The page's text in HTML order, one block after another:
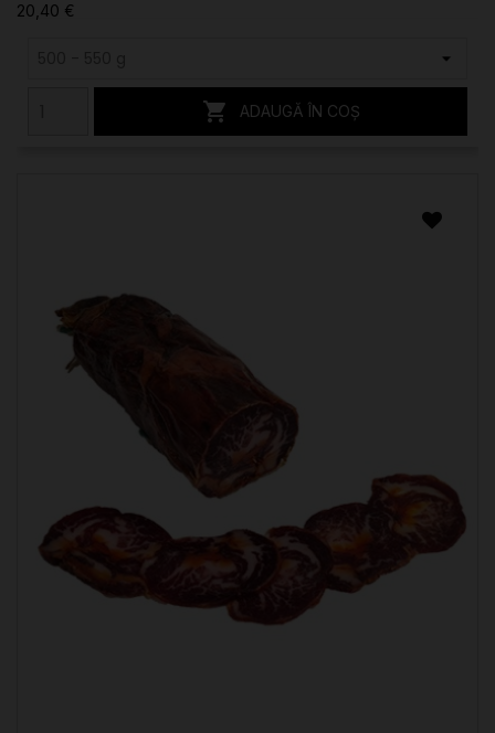
20,40 €
 ADAUGĂ ÎN COȘ